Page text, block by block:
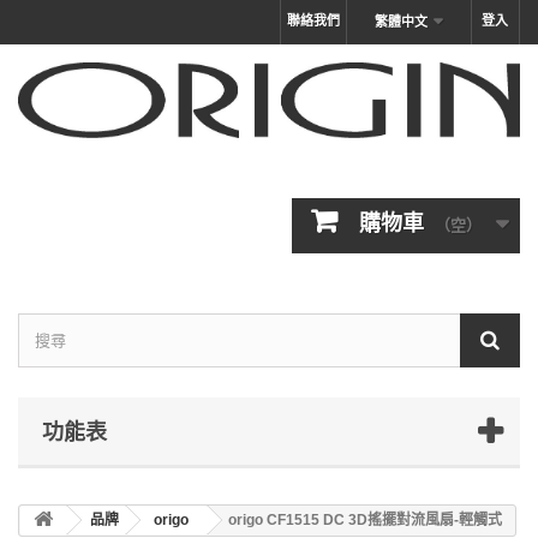
登入
繁體中文
聯絡我們
購物車 （空）
功能表
品牌 origo origo CF1515 DC 3D搖擺對流風扇-輕觸式